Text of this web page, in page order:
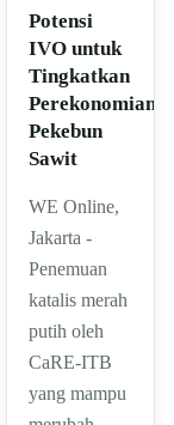
Potensi
IVO untuk
Tingkatkan
Perekonomian
Pekebun
Sawit
WE Online,
Jakarta -
Penemuan
katalis merah
putih oleh
CaRE-ITB
yang mampu